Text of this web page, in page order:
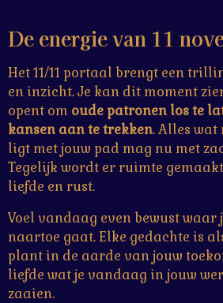
De energie van 11
Het 11/11 portaal brengt een
en inzicht. Je kan dit moment
opent om oude patronen los te
kansen aan te trekken. Alles
ligt met jouw pad mag nu met
Tegelijk wordt er ruimte
liefde en rust.
Voel vandaag even bewust
naartoe gaat. Elke gedachte is
plant in de aarde van jouw
liefde wat je vandaag in jouw
zaaien.